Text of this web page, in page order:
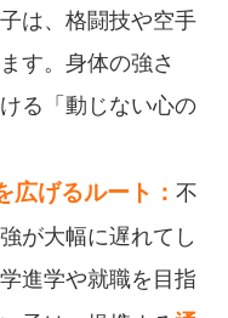
は、格闘技や空手
す。身体の強さ
る「動じない心の
広げるルート：不
が大幅に遅れてし
進学や就職を目指